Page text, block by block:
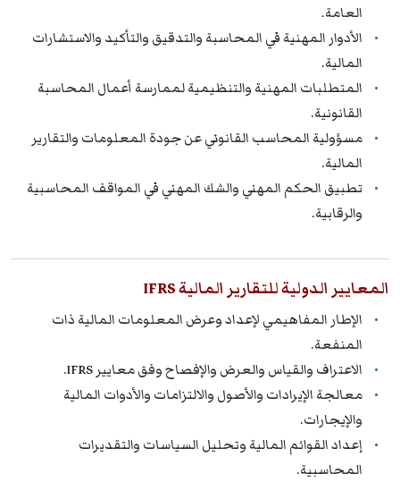
العامة.
الأدوار المهنية في المحاسبة والتدقيق والتأكيد والاستشارات
المالية.
المتطلبات المهنية والتنظيمية لممارسة أعمال المحاسبة
القانونية.
مسؤولية المحاسب القانوني عن جودة المعلومات والتقارير
المالية.
تطبيق الحكم المهني والشك المهني في المواقف المحاسبية
والرقابية.
المعايير الدولية للتقارير المالية IFRS
الإطار المفاهيمي لإعداد وعرض المعلومات المالية ذات
المنفعة.
الاعتراف والقياس والعرض والإفصاح وفق معايير IFRS.
معالجة الإيرادات والأصول والالتزامات والأدوات المالية
والإيجارات.
إعداد القوائم المالية وتحليل السياسات والتقديرات
المحاسبية.